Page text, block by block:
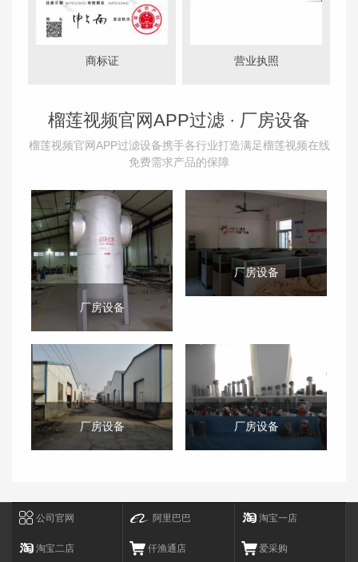
商标证 营业执照
榴莲视频官网APP过滤 · 厂房设备
榴莲视频官网APP过滤设备携手各行业打造满足榴莲视频在线
免费需求产品的保障
厂房设备
厂房设备
厂房设备 厂房设备
公司官网 阿里巴巴 淘宝一店
淘宝二店 仟渔通店 爱采购